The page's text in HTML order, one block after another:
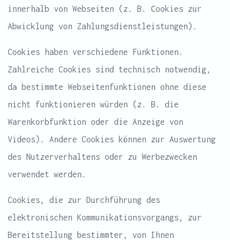
innerhalb von Webseiten (z. B. Cookies zur
Abwicklung von Zahlungsdienstleistungen).
Cookies haben verschiedene Funktionen.
Zahlreiche Cookies sind technisch notwendig,
da bestimmte Webseitenfunktionen ohne diese
nicht funktionieren würden (z. B. die
Warenkorbfunktion oder die Anzeige von
Videos). Andere Cookies können zur Auswertung
des Nutzerverhaltens oder zu Werbezwecken
verwendet werden.
Cookies, die zur Durchführung des
elektronischen Kommunikationsvorgangs, zur
Bereitstellung bestimmter, von Ihnen